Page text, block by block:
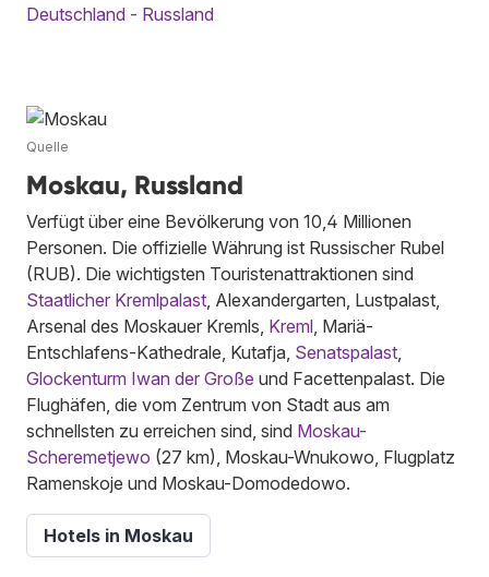
Deutschland - Russland
Quelle
Moskau, Russland
Verfügt über eine Bevölkerung von 10,4 Millionen
Personen. Die offizielle Währung ist Russischer Rubel
(RUB). Die wichtigsten Touristenattraktionen sind
Staatlicher Kremlpalast , Alexandergarten, Lustpalast,
Arsenal des Moskauer Kremls, Kreml , Mariä-
Entschlafens-Kathedrale, Kutafja, Senatspalast
Glockenturm Iwan der Große und Facettenpalast. Die
Flughäfen, die vom Zentrum von Stadt aus am
schnellsten zu erreichen sind, sind Moskau-
Scheremetjewo (27 km), Moskau-Wnukowo, Flugplatz
Ramenskoje und Moskau-Domodedowo.
Hotels in Moskau